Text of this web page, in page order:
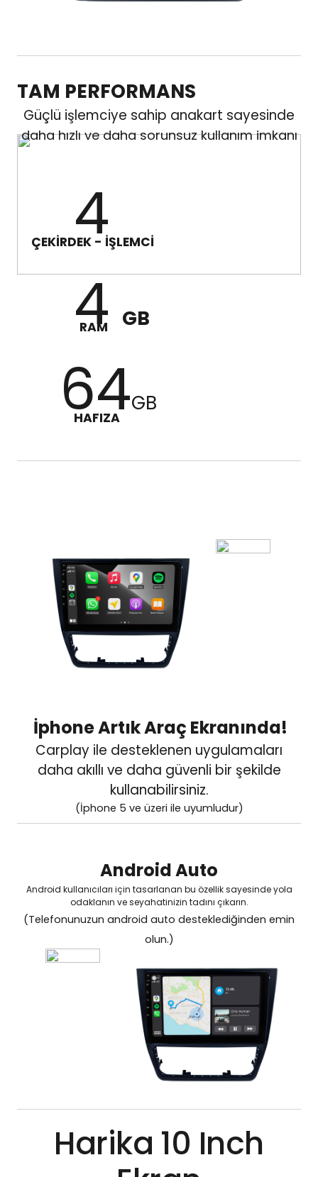
TAM PERFORMANS
Güçlü işlemciye sahip anakart sayesinde
daha hızlı ve daha sorunsuz kullanım imkanı
4
4 GB
64GB
ÇEKİRDEK - İŞLEMCİ
RAM
HAFIZA
İphone Artık Araç Ekranında!
Carplay ile desteklenen uygulamaları
daha akıllı ve daha güvenli bir şekilde
kullanabilirsiniz.
(İphone 5 ve üzeri ile uyumludur)
Android Auto
Android kullanıcıları için tasarlanan bu özellik sayesinde yola
odaklanın ve seyahatinizin tadını çıkarın.
(Telefonunuzun android auto desteklediğinden emin
olun.)
Harika 10 Inch